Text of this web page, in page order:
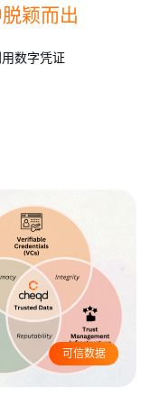
颖而出
数字凭证
可信数据